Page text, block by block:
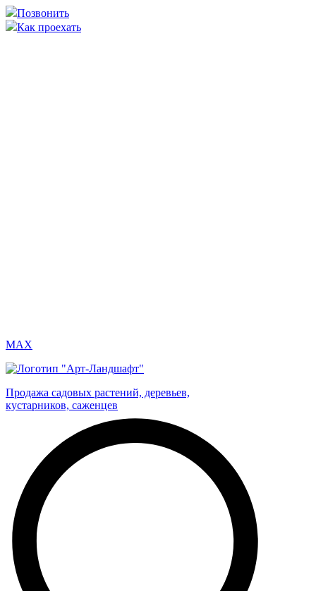
Позвонить
Как проехать
MAX
Продажа садовых растений, деревьев,
кустарников, саженцев